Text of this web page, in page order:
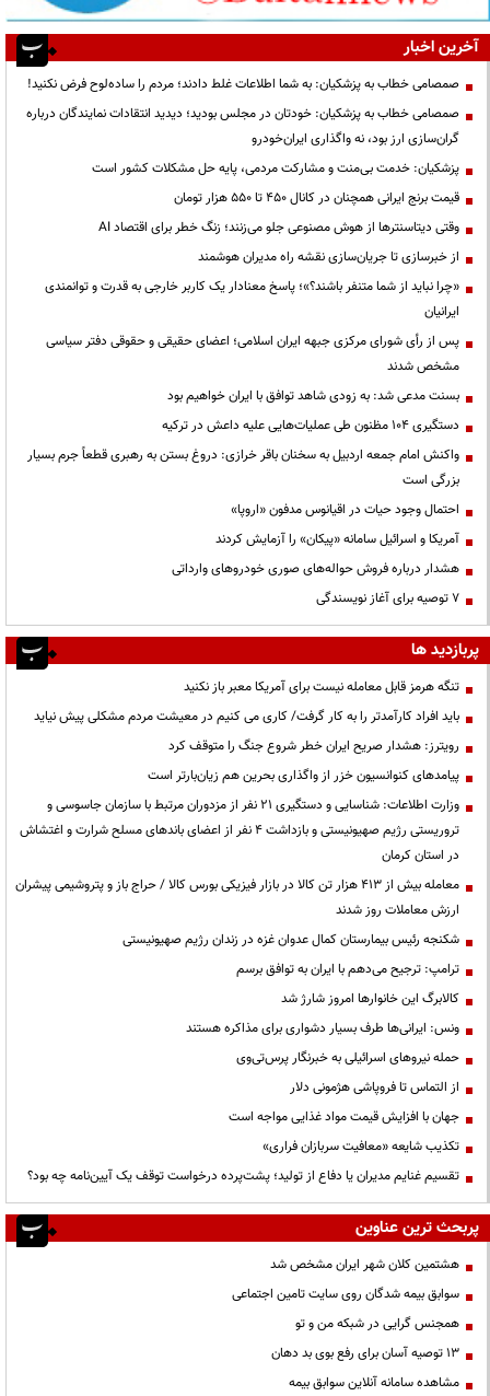
آخرین اخبار
صمصامی خطاب به پزشکیان: به شما اطلاعات غلط دادند؛ مردم را ساده‌لوح فرض نکنید!
صمصامی خطاب به پزشکیان: خودتان در مجلس بودید؛ دیدید انتقادات نمایندگان درباره
گران‌سازی ارز بود، نه واگذاری ایران‌خودرو
پزشکیان: خدمت بی‌منت و مشارکت مردمی، پایه حل مشکلات کشور است
قیمت‌ برنج ایرانی همچنان در کانال ۴۵۰ تا ۵۵۰ هزار تومان
وقتی دیتاسنترها از هوش مصنوعی جلو می‌زنند؛ زنگ خطر برای اقتصاد AI
از خبرسازی تا جریان‌سازی نقشه راه مدیران هوشمند
«چرا نباید از شما متنفر باشند؟»؛ پاسخ معنادار یک کاربر خارجی به قدرت و توانمندی
ایرانیان
پس از رأی شورای مرکزی جبهه ایران اسلامی؛ اعضای حقیقی و حقوقی دفتر سیاسی
مشخص شدند
بسنت مدعی شد: به زودی شاهد توافق با ایران خواهیم بود
دستگیری ۱۰۴ مظنون طی عملیات‌هایی علیه داعش در ترکیه
واکنش امام جمعه اردبیل به سخنان باقر خرازی: دروغ بستن به رهبری قطعاً جرم بسیار
بزرگی است
احتمال وجود حیات در اقیانوس مدفون «اروپا»
آمریکا و اسرائیل سامانه «پیکان» را آزمایش کردند
هشدار درباره فروش حواله‌های صوری خودروهای وارداتی
۷ توصیه برای آغاز نویسندگی
پربازدید ها
تنگه هرمز قابل معامله نیست برای آمریکا معبر باز نکنید
باید افراد کارآمدتر را به کار گرفت/ کاری می کنیم در معیشت مردم مشکلی پیش نیاید
رویترز: هشدار صریح ایران خطر شروع جنگ را متوقف کرد
پیامدهای کنوانسیون خزر از واگذاری بحرین هم زیان‌بارتر است
وزارت اطلاعات: شناسایی و دستگیری ۲۱ نفر از مزدوران مرتبط با سازمان جاسوسی و
تروریستی رژیم صهیونیستی و بازداشت ۴ نفر از اعضای باندهای مسلح شرارت و اغتشاش
در استان کرمان
معامله بیش از ۴۱۳ هزار تن کالا در بازار فیزیکی بورس کالا / حراج باز و پتروشیمی پیشران
ارزش معاملات روز شدند
شکنجه رئیس بیمارستان کمال عدوان غزه در زندان رژیم صهیونیستی
ترامپ: ترجیح می‌دهم با ایران به توافق برسم
کالابرگ این خانوارها امروز شارژ شد
ونس: ایرانی‌ها طرف بسیار دشواری برای مذاکره هستند
حمله نیروهای اسرائیلی به خبرنگار پرس‌تی‌وی
از التماس تا فروپاشی هژمونی دلار
جهان با افزایش قیمت مواد غذایی مواجه است
تکذیب شایعه «معافیت سربازان فراری»
تقسیم غنایم مدیران یا دفاع از تولید؛ پشت‌پرده درخواست توقف یک آیین‌نامه چه بود؟
پربحث ترین عناوین
هشتمین کلان شهر ایران مشخص شد
سوابق بیمه شدگان روی سایت تامین اجتماعی
همجنس گرایی در شبکه من و تو
13 توصیه آسان برای رفع بوی بد دهان
مشاهده سامانه آنلاين سوابق بیمه